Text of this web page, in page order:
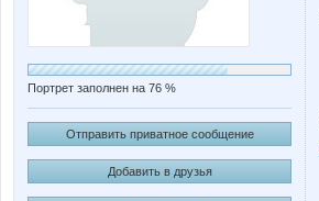
Портрет заполнен на 76 %
Отправить приватное сообщение
Добавить в друзья